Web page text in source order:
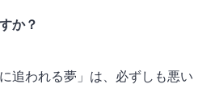
か？
追われる夢」は、必ずしも悪い